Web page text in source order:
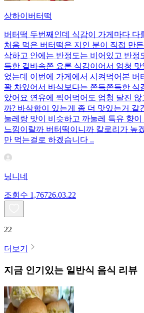
상하이버터떡
버터떡 두번째인데 식감이 가게마다 다
처음 먹은 버터떡은 지인 분이 직접 만
삭하고 안에는 반정도는 비어있고 반정
득한 겉바속쫀 요론 식감이어서 엄청
었는데 이번에 가게에서 시켜먹어본 버
꽉 차있어서 바삭보다는 쫀득쫀득한 식
았어요 연유에 찍어먹어도 엄청 달진
까? 바삭함이 있는게 좀 더 맛있는거 같
눌레랑 맛이 비슷하고 까눌레 특유 향
느낌이랄까 버터떡이니까 칼로리가 높
만 먹는걸로 하겠습니다 ..
닝니네
조회수 1,76726.03.22
22
더보기
지금 인기있는 일반식 음식 리뷰